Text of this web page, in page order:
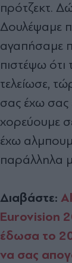
πρότζεκτ.
Δουλέψαμε
αγαπήσαμε
πιστέψω ότι
τελείωσε,
σας έχω
χορεύουμε
έχω
παράλληλα
Διαβάστε:
Eurovision
έδωσα το
να σας